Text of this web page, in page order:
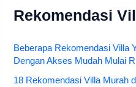
Rekomendasi
Beberapa Rekomendasi Villa
Dengan Akses Mudah Mulai
18 Rekomendasi Villa Murah